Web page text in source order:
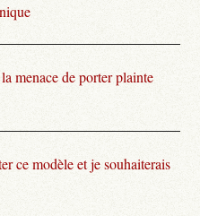
menace de porter plainte
ce modèle et je souhaiterais